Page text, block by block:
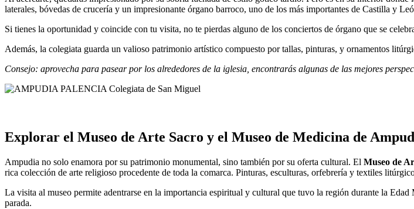
laterales, bóvedas de crucería y un impresionante órgano barroco, uno de los más importantes de Castilla y
Si tienes la oportunidad y coincide con tu visita, no te pierdas alguno de los conciertos de órgano que se
Además, la colegiata guarda un valioso patrimonio artístico compuesto por tallas, pinturas, y ornamentos
Consejo: aprovecha para pasear por los alrededores de la iglesia, encontrarás algunas de las mejores
Explorar el Museo de Arte Sacro y el Museo de Medicina de
Ampudia no solo enamora por su patrimonio monumental, sino también por su oferta cultural. El Museo de
rica colección de arte religioso procedente de toda la comarca. Pinturas, esculturas, orfebrería y textiles
La visita al museo permite adentrarse en la importancia espiritual y cultural que tuvo la región durante la
parada.